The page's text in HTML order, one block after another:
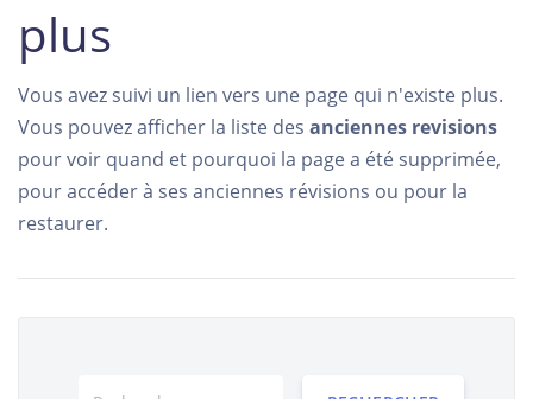
plus
Vous avez suivi un lien vers une page qui n'existe plus.
Vous pouvez afficher la liste des anciennes revisions
pour voir quand et pourquoi la page a été supprimée,
pour accéder à ses anciennes révisions ou pour la
restaurer.